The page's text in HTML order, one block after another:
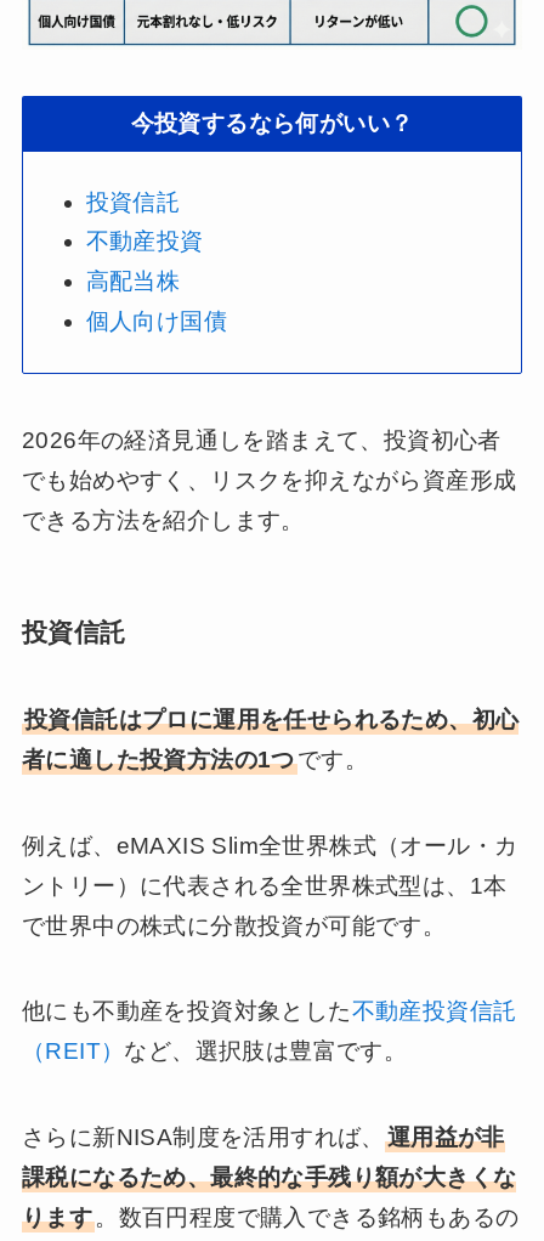
今投資するなら何がいい？
投資信託
不動産投資
高配当株
個人向け国債
2026年の経済見通しを踏まえて、投資初心者
でも始めやすく、リスクを抑えながら資産形成
できる方法を紹介します。
投資信託
投資信託はプロに運用を任せられるため、初心
者に適した投資方法の1つです。
例えば、eMAXIS Slim全世界株式（オール・カ
ントリー）に代表される全世界株式型は、1本
で世界中の株式に分散投資が可能です。
他にも不動産を投資対象とした不動産投資信託
（REIT） など、選択肢は豊富です。
さらに新NISA制度を活用すれば、 運用益が非
課税になるため、最終的な手残り額が大きくな
ります。数百円程度で購入できる銘柄もあるの